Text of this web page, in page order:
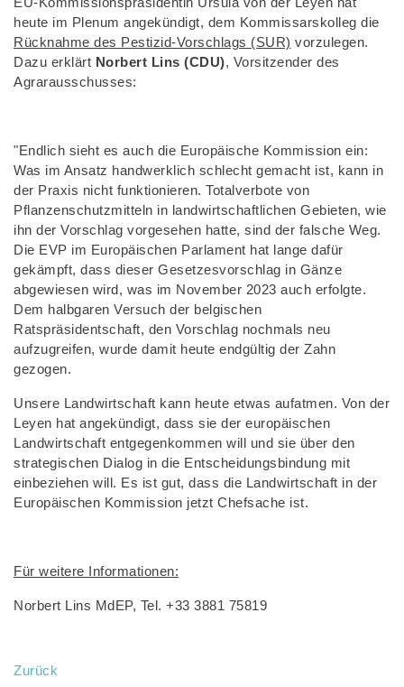
heute im Plenum angekündigt, dem Kommissarskolleg die
Rücknahme des Pestizid-Vorschlags (SUR) vorzulegen.
Dazu erklärt Norbert Lins (CDU), Vorsitzender des
Agrarausschusses:
"Endlich sieht es auch die Europäische Kommission ein:
Was im Ansatz handwerklich schlecht gemacht ist, kann in
der Praxis nicht funktionieren. Totalverbote von
Pflanzenschutzmitteln in landwirtschaftlichen Gebieten, wie
ihn der Vorschlag vorgesehen hatte, sind der falsche Weg.
Die EVP im Europäischen Parlament hat lange dafür
gekämpft, dass dieser Gesetzesvorschlag in Gänze
abgewiesen wird, was im November 2023 auch erfolgte.
Dem halbgaren Versuch der belgischen
Ratspräsidentschaft, den Vorschlag nochmals neu
aufzugreifen, wurde damit heute endgültig der Zahn
gezogen.
Unsere Landwirtschaft kann heute etwas aufatmen. Von der
Leyen hat angekündigt, dass sie der europäischen
Landwirtschaft entgegenkommen will und sie über den
strategischen Dialog in die Entscheidungsbindung mit
einbeziehen will. Es ist gut, dass die Landwirtschaft in der
Europäischen Kommission jetzt Chefsache ist.
Für weitere Informationen:
Norbert Lins MdEP, Tel. +33 3881 75819
Zurück